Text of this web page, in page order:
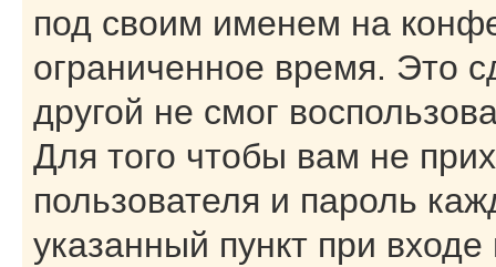
под своим именем на
ограниченное время. Это
другой не смог
Для того чтобы вам не
пользователя и пароль
указанный пункт при